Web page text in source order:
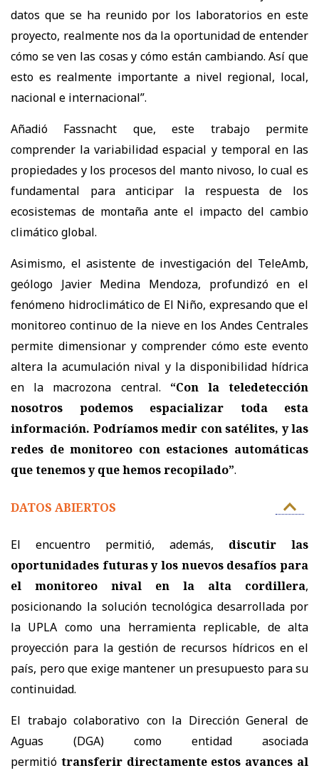
datos que se ha reunido por los laboratorios en este
proyecto, realmente nos da la oportunidad de entender
cómo se ven las cosas y cómo están cambiando. Así que
esto es realmente importante a nivel regional, local,
nacional e internacional”.
Añadió Fassnacht que, este trabajo permite
comprender la variabilidad espacial y temporal en las
propiedades y los procesos del manto nivoso, lo cual es
fundamental para anticipar la respuesta de los
ecosistemas de montaña ante el impacto del cambio
climático global.
Asimismo, el asistente de investigación del TeleAmb,
geólogo Javier Medina Mendoza, profundizó en el
fenómeno hidroclimático de El Niño, expresando que el
monitoreo continuo de la nieve en los Andes Centrales
permite dimensionar y comprender cómo este evento
altera la acumulación nival y la disponibilidad hídrica
en la macrozona central.
“Con la teledetección
nosotros podemos espacializar toda esta
información. Podríamos medir con satélites, y las
redes de monitoreo con estaciones automáticas
que tenemos y que hemos recopilado”.
DATOS ABIERTOS
El encuentro permitió, además,
discutir las
oportunidades futuras y los nuevos desafíos para
el monitoreo nival en la alta cordillera,
posicionando la solución tecnológica desarrollada por
la UPLA como una herramienta replicable, de alta
proyección para la gestión de recursos hídricos en el
país, pero que exige mantener un presupuesto para su
continuidad.
El trabajo colaborativo con la Dirección General de
Aguas (DGA) como entidad asociada
permitió transferir directamente estos avances al